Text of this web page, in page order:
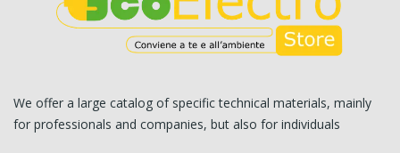
We offer a large catalog of specific technical materials, mainly
for professionals and companies, but also for individuals